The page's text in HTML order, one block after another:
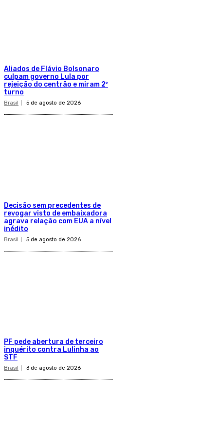
Aliados de Flávio Bolsonaro
culpam governo Lula por
rejeição do centrão e miram 2º
turno
Brasil 5 de agosto de 2026
Decisão sem precedentes de
revogar visto de embaixadora
agrava relação com EUA a nível
inédito
Brasil 5 de agosto de 2026
PF pede abertura de terceiro
inquérito contra Lulinha ao
STF
Brasil 3 de agosto de 2026